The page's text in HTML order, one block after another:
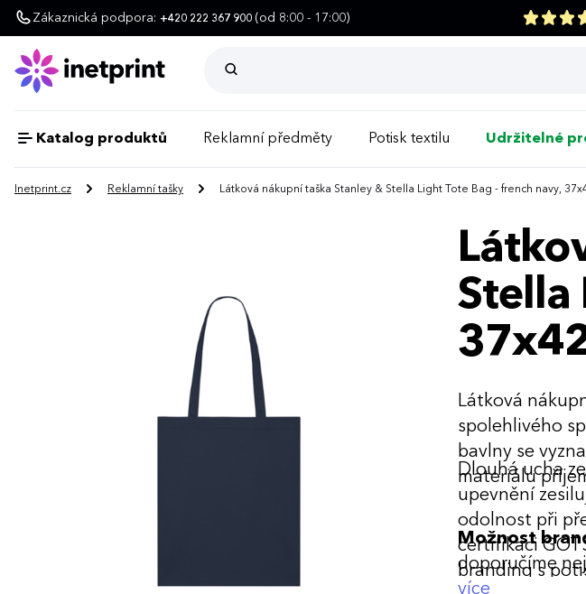
Zákaznická podpora: +420 222 367 900 (od 8:00 - 17:00)
Katalog produktů Reklamní předměty Potisk textilu Udržitelné
Inetprint.cz Reklamní tašky Látková nákupní taška Stanley & Stella Light Tote Bag - french navy,
Stella
Látková
spolehlivého
bavlny se
materiálu
Dlouhá ucha
upevnění
odolnost při
certifikaci
branding s
Možnost
doporučíme
více